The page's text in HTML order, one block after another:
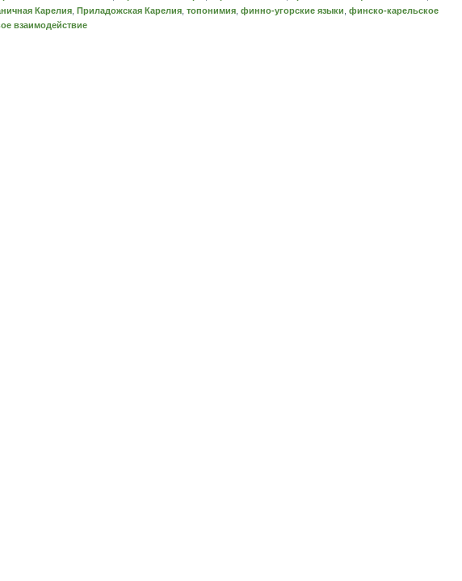
Карелия Приладожская Карелия топонимия финно-угорские языки финско-карельское
взаимодействие